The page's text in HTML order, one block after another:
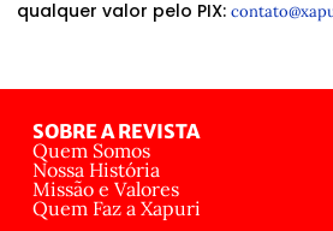
qualquer valor pelo PIX:
SOBRE A REVISTA
Quem Somos
Nossa História
Missão e Valores
Quem Faz a Xapuri